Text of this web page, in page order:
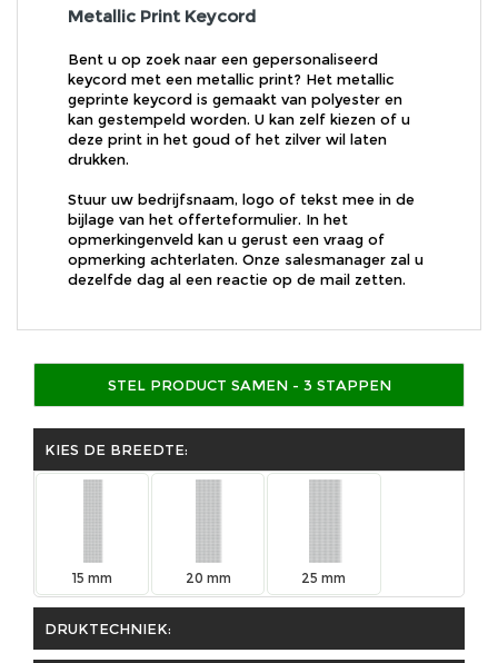
Metallic Print Keycord
Bent u op zoek naar een gepersonaliseerd
keycord met een metallic print? Het metallic
geprinte keycord is gemaakt van polyester en
kan gestempeld worden. U kan zelf kiezen of u
deze print in het goud of het zilver wil laten
drukken.
Stuur uw bedrijfsnaam, logo of tekst mee in de
bijlage van het offerteformulier. In het
opmerkingenveld kan u gerust een vraag of
opmerking achterlaten. Onze salesmanager zal u
dezelfde dag al een reactie op de mail zetten.
STEL PRODUCT SAMEN - 3 STAPPEN
KIES DE BREEDTE:
15 mm 20 mm 25 mm
DRUKTECHNIEK: